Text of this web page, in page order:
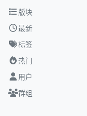
跳转至内容
版块
最新
标签
热门
用户
群组